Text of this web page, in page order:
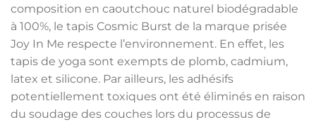
composition en caoutchouc naturel biodégradable
à 100%, le tapis Cosmic Burst de la marque prisée
Joy In Me respecte l’environnement. En effet, les
tapis de yoga sont exempts de plomb, cadmium,
latex et silicone. Par ailleurs, les adhésifs
potentiellement toxiques ont été éliminés en raison
du soudage des couches lors du processus de